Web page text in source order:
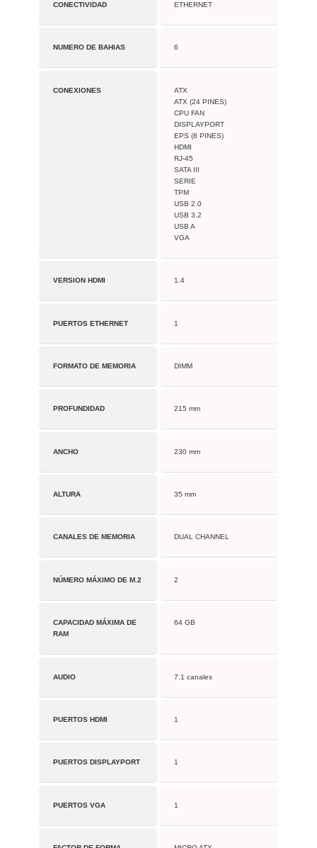
CONECTIVIDAD ETHERNET
NUMERO DE BAHIAS 6
CONEXIONES
ATX
ATX (24 PINES)
CPU FAN
DISPLAYPORT
EPS (8 PINES)
HDMI
RJ-45
SATA III
SERIE
TPM
USB 2.0
USB 3.2
USB A
VGA
VERSION HDMI 1.4
PUERTOS ETHERNET 1
FORMATO DE MEMORIA DIMM
PROFUNDIDAD 215 mm
ANCHO 230 mm
ALTURA 35 mm
CANALES DE MEMORIA DUAL CHANNEL
NÚMERO MÁXIMO DE M.2 2
CAPACIDAD MÁXIMA DE
RAM
64 GB
AUDIO 7.1 canales
PUERTOS HDMI 1
PUERTOS DISPLAYPORT 1
PUERTOS VGA 1